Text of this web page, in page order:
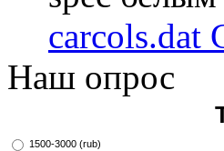
carcols.dat
Наш опрос
1500-3000 (rub)